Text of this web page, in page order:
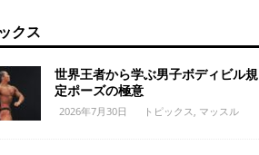
クス
世界王者から学ぶ男子ボディビル規
定ポーズの極意
2026年7月30日 トピックス マッスル